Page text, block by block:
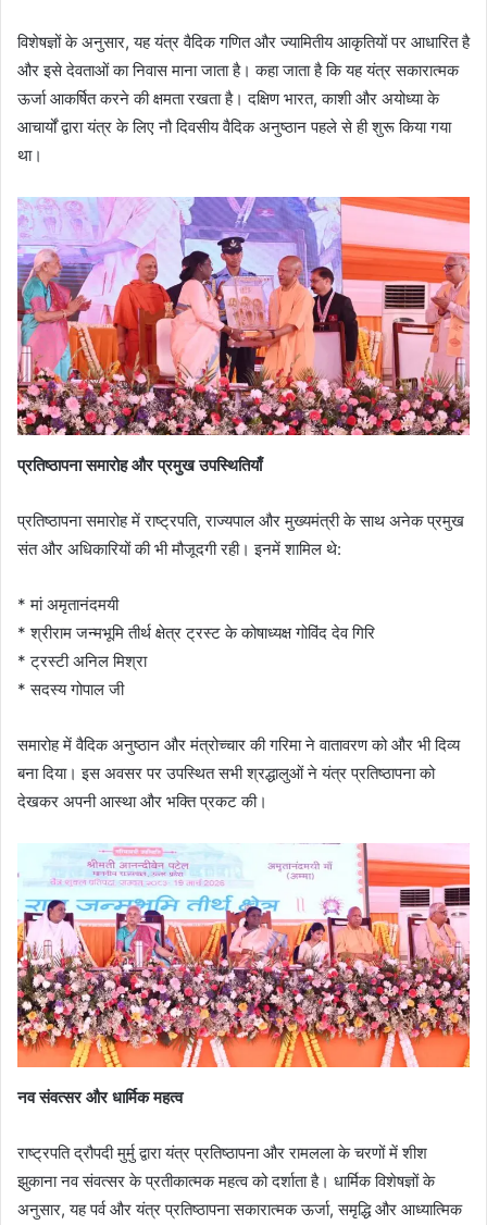
विशेषज्ञों के अनुसार, यह यंत्र वैदिक गणित और ज्यामितीय आकृतियों पर आधारित है
और इसे देवताओं का निवास माना जाता है। कहा जाता है कि यह यंत्र सकारात्मक
ऊर्जा आकर्षित करने की क्षमता रखता है। दक्षिण भारत, काशी और अयोध्या के
आचार्यों द्वारा यंत्र के लिए नौ दिवसीय वैदिक अनुष्ठान पहले से ही शुरू किया गया
था।
प्रतिष्ठापना समारोह और प्रमुख उपस्थितियाँ
प्रतिष्ठापना समारोह में राष्ट्रपति, राज्यपाल और मुख्यमंत्री के साथ अनेक प्रमुख
संत और अधिकारियों की भी मौजूदगी रही। इनमें शामिल थे:
* मां अमृतानंदमयी
* श्रीराम जन्मभूमि तीर्थ क्षेत्र ट्रस्ट के कोषाध्यक्ष गोविंद देव गिरि
* ट्रस्टी अनिल मिश्रा
* सदस्य गोपाल जी
समारोह में वैदिक अनुष्ठान और मंत्रोच्चार की गरिमा ने वातावरण को और भी दिव्य
बना दिया। इस अवसर पर उपस्थित सभी श्रद्धालुओं ने यंत्र प्रतिष्ठापना को
देखकर अपनी आस्था और भक्ति प्रकट की।
नव संवत्सर और धार्मिक महत्व
राष्ट्रपति द्रौपदी मुर्मु द्वारा यंत्र प्रतिष्ठापना और रामलला के चरणों में शीश
झुकाना नव संवत्सर के प्रतीकात्मक महत्व को दर्शाता है। धार्मिक विशेषज्ञों के
अनुसार, यह पर्व और यंत्र प्रतिष्ठापना सकारात्मक ऊर्जा, समृद्धि और आध्यात्मिक